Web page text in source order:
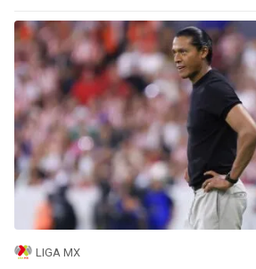
LIGA MX